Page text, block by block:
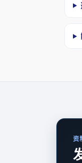
资